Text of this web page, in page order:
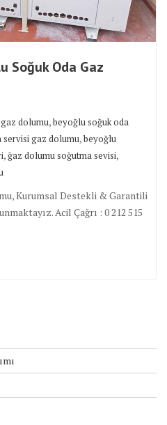
Soğuk Oda Gaz
dolumu,beyoğlu soğuk oda
servisi gaz dolumu,beyoğlu
,ğaz dolumu soğutma sevisi,
Kurumsal Destekli & Garantili
Acil Çağrı : 0 212 515